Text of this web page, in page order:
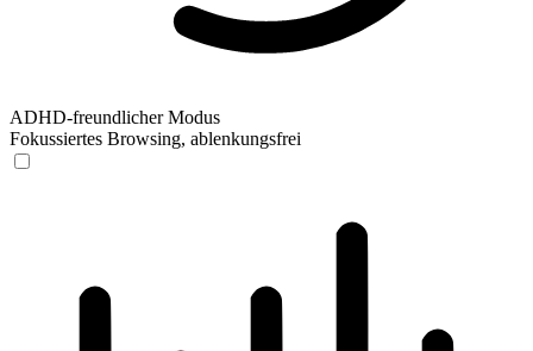
ADHD-freundlicher Modus
Fokussiertes Browsing, ablenkungsfrei